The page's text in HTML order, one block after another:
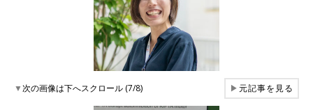
▼次の画像は下へスクロール (7/8) ▶元記事を見る